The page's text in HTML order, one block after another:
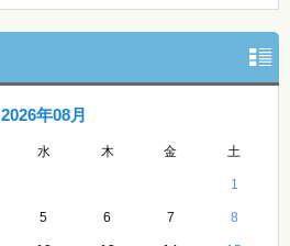
2026年08月
水 木 金 土
1
5 6 7 8